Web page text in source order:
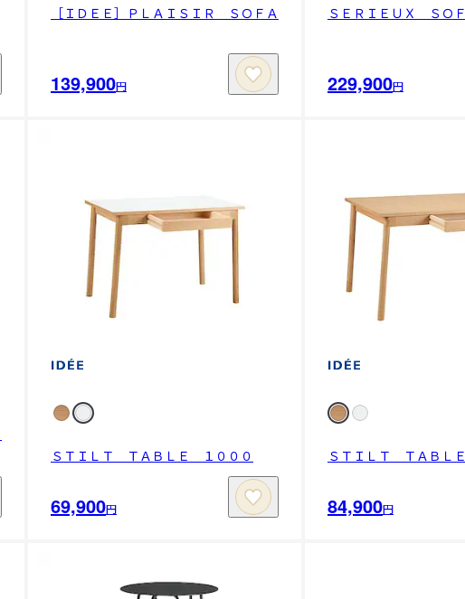
［ＩＤＥＥ］ＰＬＡＩＳＩＲ ＳＯＦＡ
139,900円
ＳＥＲＩＥＵＸ ＳＯ
229,900円
ＳＴＩＬＴ ＴＡＢＬＥ １０００
69,900円
ＳＴＩＬＴ ＴＡＢＬ
84,900円